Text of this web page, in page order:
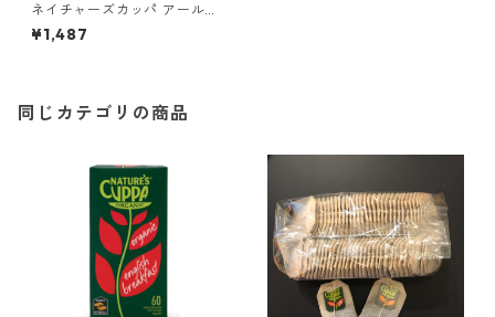
ネイチャーズカッパ アールグ
レイ 60ティーバッグ ＊外箱
なし
¥1,487
同じカテゴリの商品